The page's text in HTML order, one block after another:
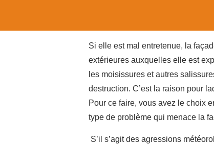
Si elle est mal entretenue, la
extérieures auxquelles elle est
les moisissures et autres
destruction. C’est la raison pour
Pour ce faire, vous avez le choix
type de problème qui menace la
S’il s’agit des agressions